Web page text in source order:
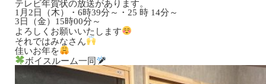
テレビ年賀状の放送があります。
1月2日（木）・6時39分～・25 時 14分～
3日（金）15時00分～
よろしくお願いいたします
それではみなさん
佳いお年を
ボイスルーム一同